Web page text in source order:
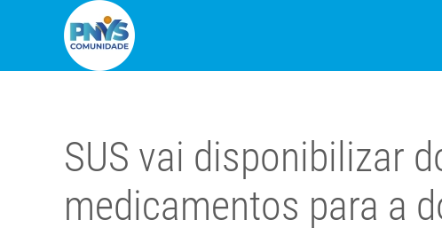
SUS vai disponibilizar
medicamentos para a